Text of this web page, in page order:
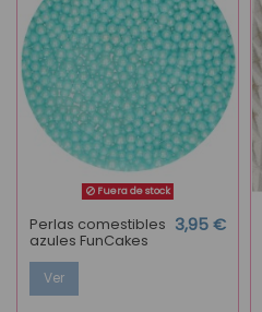
Fuera de stock
Perlas comestibles
azules FunCakes
3,95 €
Ver